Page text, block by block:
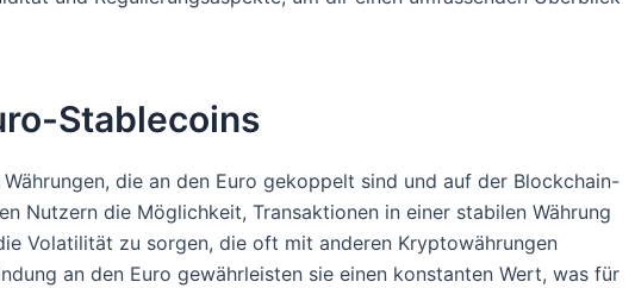
Stablecoins
die an den Euro gekoppelt sind und auf der Blockchain-
Nutzern die Möglichkeit, Transaktionen in einer stabilen Währung
Volatilität zu sorgen, die oft mit anderen Kryptowährungen
an den Euro gewährleisten sie einen konstanten Wert, was für